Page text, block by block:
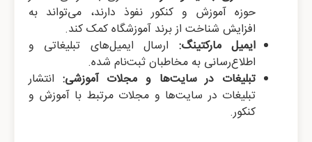
حوزه آموزش و کنکور نفوذ دارند، می‌تواند به
افزایش شناخت از برند آموزشگاه کمک کند.
ایمیل مارکتینگ: ارسال ایمیل‌های تبلیغاتی و
اطلاع‌رسانی به مخاطبان ثبت‌نام شده.
تبلیغات در سایت‌ها و مجلات آموزشی: انتشار
تبلیغات در سایت‌ها و مجلات مرتبط با آموزش و
کنکور.